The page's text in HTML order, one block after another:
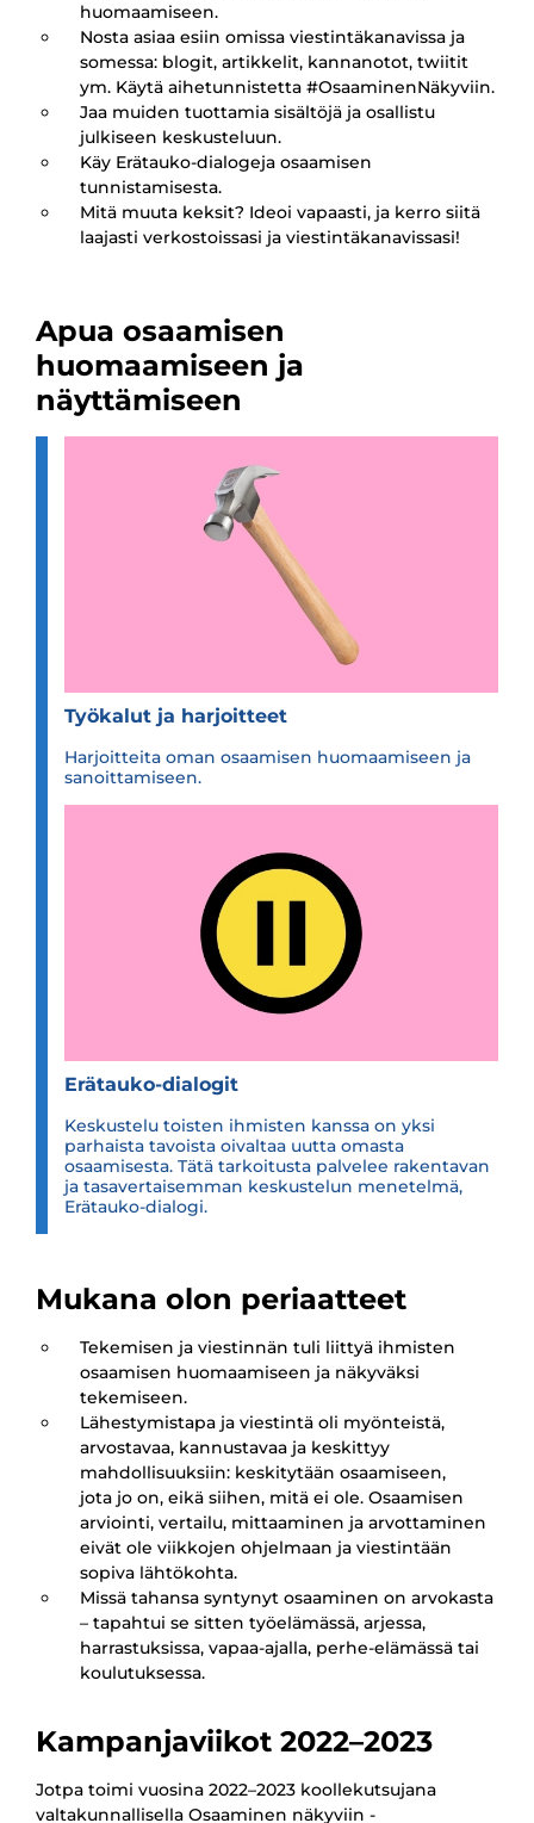
huomaamiseen.
Nosta asiaa esiin omissa viestintäkanavissa ja
somessa: blogit, artikkelit, kannanotot, twiitit
ym. Käytä aihetunnistetta #OsaaminenNäkyviin.
Jaa muiden tuottamia sisältöjä ja osallistu
julkiseen keskusteluun.
Käy Erätauko-dialogeja osaamisen
tunnistamisesta.
Mitä muuta keksit? Ideoi vapaasti, ja kerro siitä
laajasti verkostoissasi ja viestintäkanavissasi!
Apua osaamisen
huomaamiseen ja
näyttämiseen
Työ­ka­lut ja har­joit­teet
Harjoitteita oman osaamisen huomaamiseen ja
sanoittamiseen.
Erätauko-​​​​dialogit
Keskustelu toisten ihmisten kanssa on yksi
parhaista tavoista oivaltaa uutta omasta
osaamisesta. Tätä tarkoitusta palvelee rakentavan
ja tasavertaisemman keskustelun menetelmä,
Erätauko-dialogi.
Mukana olon periaatteet
Tekemisen ja viestinnän tuli liittyä ihmisten
osaamisen huomaamiseen ja näkyväksi
tekemiseen.
Lähestymistapa ja viestintä oli myönteistä,
arvostavaa, kannustavaa ja keskittyy
mahdollisuuksiin: keskitytään osaamiseen,
jota jo on, eikä siihen, mitä ei ole. Osaamisen
arviointi, vertailu, mittaaminen ja arvottaminen
eivät ole viikkojen ohjelmaan ja viestintään
sopiva lähtökohta.
Missä tahansa syntynyt osaaminen on arvokasta
– tapahtui se sitten työelämässä, arjessa,
harrastuksissa, vapaa-ajalla, perhe-elämässä tai
koulutuksessa.
Kampanjaviikot 2022–2023
Jotpa toimi vuosina 2022–2023 koollekutsujana
valtakunnallisella Osaaminen näkyviin -